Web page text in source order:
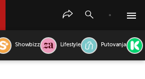
Showbizz Lifestyle Putovanja